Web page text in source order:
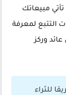
مبيعاتك
التتبع لمعرفة
وركز
للثراء